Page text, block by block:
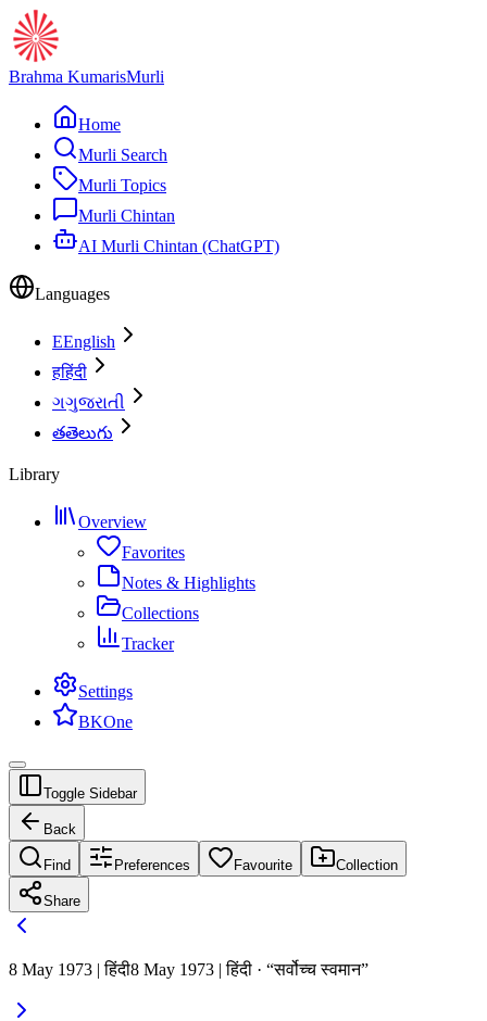
Brahma KumarisMurli
Home
Murli Search
Murli Topics
Murli Chintan
AI Murli Chintan (ChatGPT)
Languages
EEnglish
हहिंदी
ગગુજરાતી
తతెలుగు
Library
Overview
Favorites
Notes & Highlights
Collections
Tracker
Settings
BKOne
Toggle Sidebar
Back
Find Preferences Favourite Collection
Share
8 May 1973 | हिंदी8 May 1973 | हिंदी · “सर्वोच्च स्वमान”